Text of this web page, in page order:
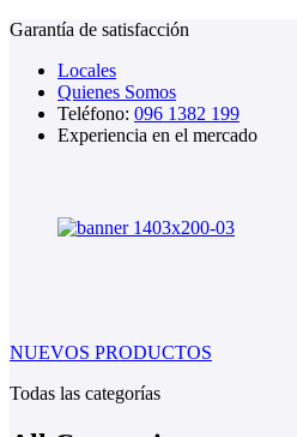
Garantía de satisfacción
Locales
Quienes Somos
Teléfono: 096 1382 199
Experiencia en el mercado
NUEVOS PRODUCTOS
Todas las categorías